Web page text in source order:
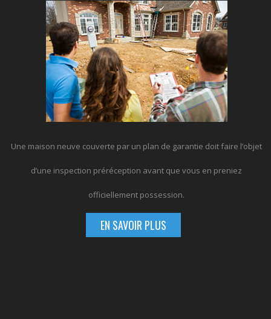
Une maison neuve couverte par un plan de garantie doit faire l’objet
d’une inspection préréception avant que vous en preniez
officiellement possession.
EN SAVOIR PLUS